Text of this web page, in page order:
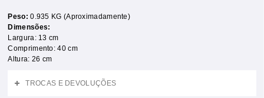
Peso:0.935 KG (Aproximadamente)
Dimensões:
Largura: 13 cm
Comprimento: 40 cm
Altura: 26 cm
TROCAS E DEVOLUÇÕES